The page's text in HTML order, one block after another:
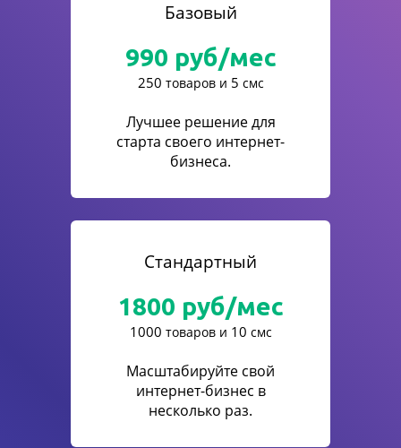
Базовый
990 руб/мес
250 товаров и 5 смс
Лучшее решение для
старта своего интернет-
бизнеса.
Стандартный
1800 руб/мес
1000 товаров и 10 смс
Масштабируйте свой
интернет-бизнес в
несколько раз.